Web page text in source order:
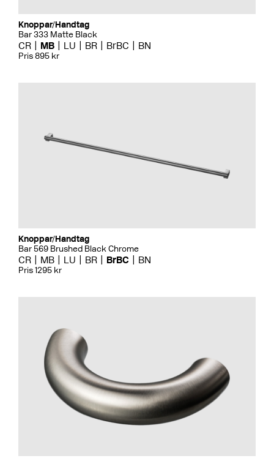
Knoppar/Handtag
Bar 333 Matte Black
CR MB LU BR BrBC BN
Pris 895 kr
Knoppar/Handtag
Bar 569 Brushed Black Chrome
CR MB LU BR BrBC BN
Pris 1295 kr